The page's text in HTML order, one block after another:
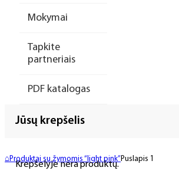
Mokymai
Tapkite
partneriais
PDF katalogas
Jūsų krepšelis
Krepšelyje nėra produktų.
⌂ Produktai su žymomis “light pink” Puslapis 1